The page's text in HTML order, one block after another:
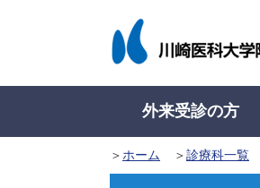
外来受診の方
病名から診療科を探す
入院について
病院概要
病名から診療科を探す
ホーム 診療科一覧